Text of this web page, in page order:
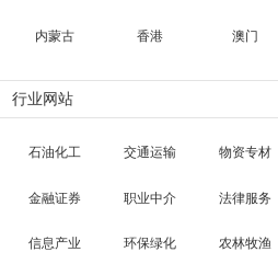
内蒙古 香港 澳门
行业网站
石油化工 交通运输 物资专材
金融证券 职业中介 法律服务
信息产业 环保绿化 农林牧渔